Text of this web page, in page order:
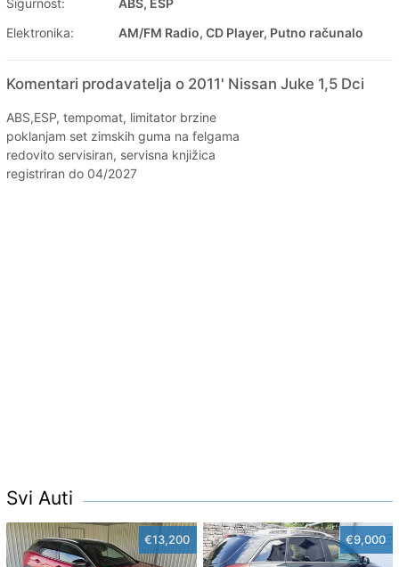
Sigurnost:
ABS, ESP
Elektronika:
AM/FM Radio, CD Player, Putno računalo
Komentari prodavatelja o 2011' Nissan Juke 1,5 Dci
ABS,ESP, tempomat, limitator brzine
poklanjam set zimskih guma na felgama
redovito servisiran, servisna knjižica
registriran do 04/2027
Svi Auti
€13,200 €9,000